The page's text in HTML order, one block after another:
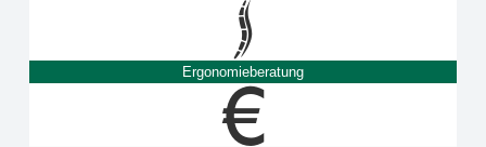
Ergonomieberatung